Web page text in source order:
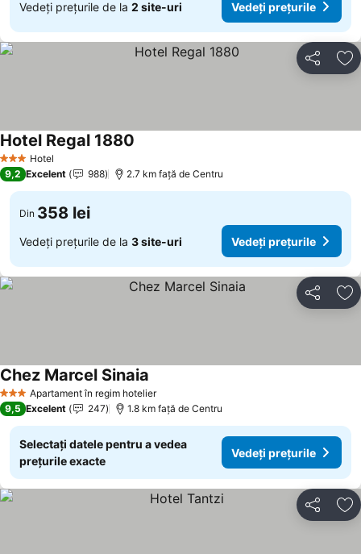
Vedeți prețurile de la 2 site-uri Vedeți prețurile
Distribuiți
3 SteleHotel
Hotel Regal 1880
9,2 Excelent 988 2.7 km faţă de Centru
Din 358 lei
Vedeți prețurile de la 3 site-uri Vedeți prețurile
Distribuiți
3 SteleApartament în regim hotelier
Chez Marcel Sinaia
9,5 Excelent 247 1.8 km faţă de Centru
Selectați datele pentru a vedea
prețurile exacte
Vedeți prețurile
Distribuiți